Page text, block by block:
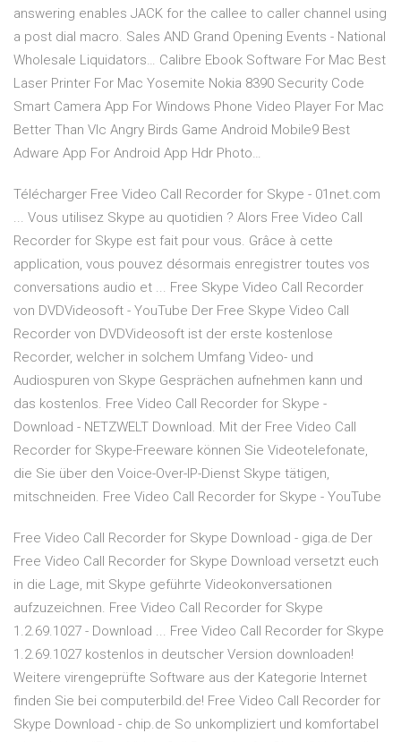
answering enables JACK for the callee to caller channel using
a post dial macro. Sales AND Grand Opening Events - National
Wholesale Liquidators… Calibre Ebook Software For Mac Best
Laser Printer For Mac Yosemite Nokia 8390 Security Code
Smart Camera App For Windows Phone Video Player For Mac
Better Than Vlc Angry Birds Game Android Mobile9 Best
Adware App For Android App Hdr Photo…
Télécharger Free Video Call Recorder for Skype - 01net.com
... Vous utilisez Skype au quotidien ? Alors Free Video Call
Recorder for Skype est fait pour vous. Grâce à cette
application, vous pouvez désormais enregistrer toutes vos
conversations audio et ... Free Skype Video Call Recorder
von DVDVideosoft - YouTube Der Free Skype Video Call
Recorder von DVDVideosoft ist der erste kostenlose
Recorder, welcher in solchem Umfang Video- und
Audiospuren von Skype Gesprächen aufnehmen kann und
das kostenlos. Free Video Call Recorder for Skype -
Download - NETZWELT Download. Mit der Free Video Call
Recorder for Skype-Freeware können Sie Videotelefonate,
die Sie über den Voice-Over-IP-Dienst Skype tätigen,
mitschneiden. Free Video Call Recorder for Skype - YouTube
Free Video Call Recorder for Skype Download - giga.de Der
Free Video Call Recorder for Skype Download versetzt euch
in die Lage, mit Skype geführte Videokonversationen
aufzuzeichnen. Free Video Call Recorder for Skype
1.2.69.1027 - Download ... Free Video Call Recorder for Skype
1.2.69.1027 kostenlos in deutscher Version downloaden!
Weitere virengeprüfte Software aus der Kategorie Internet
finden Sie bei computerbild.de! Free Video Call Recorder for
Skype Download - chip.de So unkompliziert und komfortabel